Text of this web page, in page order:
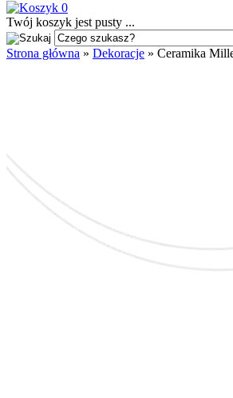
0
Twój koszyk jest pusty ...
Strona główna » Dekoracje » Ceramika